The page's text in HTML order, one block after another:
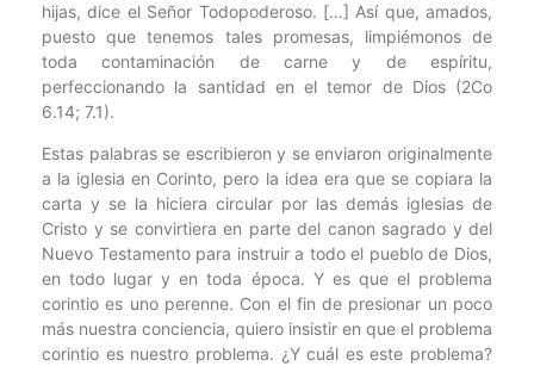
hijas, dice el Señor Todopoderoso. […] Así que, amados,
puesto que tenemos tales promesas, limpiémonos de
toda contaminación de carne y de espíritu,
perfeccionando la santidad en el temor de Dios (2Co
6.14; 7.1).
Estas palabras se escribieron y se enviaron originalmente
a la iglesia en Corinto, pero la idea era que se copiara la
carta y se la hiciera circular por las demás iglesias de
Cristo y se convirtiera en parte del canon sagrado y del
Nuevo Testamento para instruir a todo el pueblo de Dios,
en todo lugar y en toda época. Y es que el problema
corintio es uno perenne. Con el fin de presionar un poco
más nuestra conciencia, quiero insistir en que el problema
corintio es nuestro problema. ¿Y cuál es este problema?